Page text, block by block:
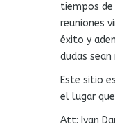
tiempos
reuniones
éxito y
dudas
Este sitio
el lugar
Att: Ivan